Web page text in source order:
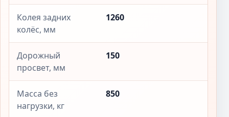
Колея задних
колёс, мм
1260
Дорожный
просвет, мм
150
Масса без
нагрузки, кг
850